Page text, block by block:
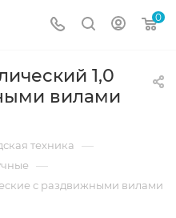
0
1,0
вилами
техника —
—
с раздвижными вилами